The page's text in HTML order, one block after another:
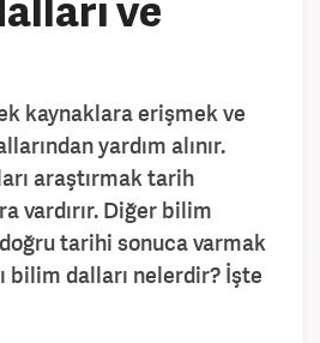
kaynaklara erişmek ve
yardım alınır.
araştırmak tarih
vardırır. Diğer bilim
tarihi sonuca varmak
bilim dalları nelerdir? İşte